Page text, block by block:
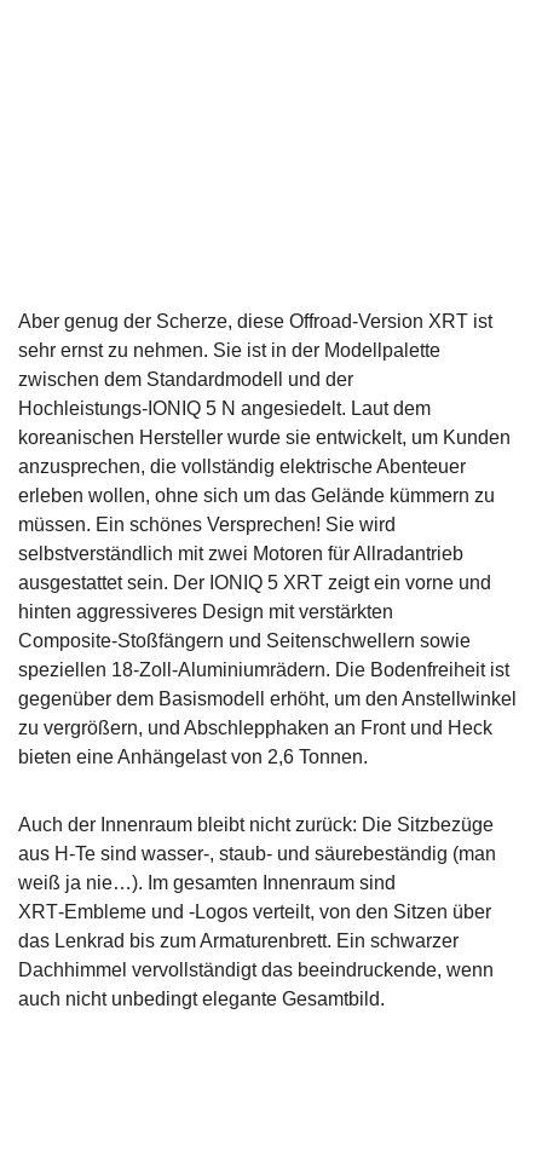
Aber genug der Scherze, diese Offroad‑Version XRT ist
sehr ernst zu nehmen. Sie ist in der Modellpalette
zwischen dem Standardmodell und der
Hochleistungs‑IONIQ 5 N angesiedelt. Laut dem
koreanischen Hersteller wurde sie entwickelt, um Kunden
anzusprechen, die vollständig elektrische Abenteuer
erleben wollen, ohne sich um das Gelände kümmern zu
müssen. Ein schönes Versprechen! Sie wird
selbstverständlich mit zwei Motoren für Allradantrieb
ausgestattet sein. Der IONIQ 5 XRT zeigt ein vorne und
hinten aggressiveres Design mit verstärkten
Composite‑Stoßfängern und Seitenschwellern sowie
speziellen 18‑Zoll‑Aluminiumrädern. Die Bodenfreiheit ist
gegenüber dem Basismodell erhöht, um den Anstellwinkel
zu vergrößern, und Abschlepphaken an Front und Heck
bieten eine Anhängelast von 2,6 Tonnen.
Auch der Innenraum bleibt nicht zurück: Die Sitzbezüge
aus H‑Te sind wasser-, staub‑ und säurebeständig (man
weiß ja nie…). Im gesamten Innenraum sind
XRT‑Embleme und -Logos verteilt, von den Sitzen über
das Lenkrad bis zum Armaturenbrett. Ein schwarzer
Dachhimmel vervollständigt das beeindruckende, wenn
auch nicht unbedingt elegante Gesamtbild.